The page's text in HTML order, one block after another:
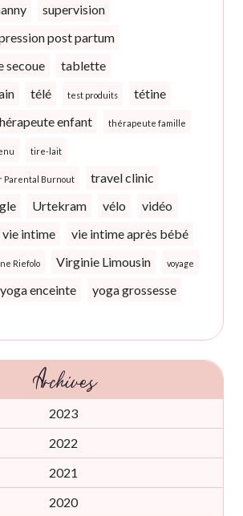
supervision
post partum
secoue
tablette
télé test produits
tétine
enfant thérapeute famille
tire-lait
Parental Burnout
travel clinic
Urtekram vélo
vidéo
vie intime
vie intime après bébé
Riefolo Virginie Limousin voyage
yoga enceinte
yoga grossesse
Archives
2023
2022
2021
2020